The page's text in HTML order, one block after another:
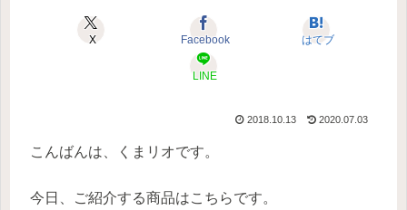
X Facebook はてブ
LINE
2018.10.13 2020.07.03
こんばんは、くまリオです。
今日、ご紹介する商品はこちらです。